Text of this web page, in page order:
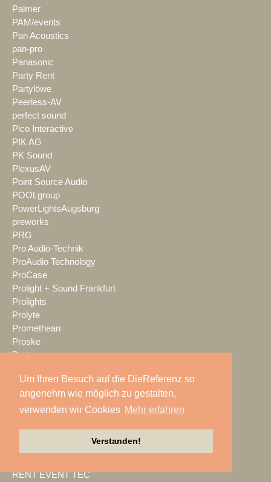
Um Ihren Besuch auf die DieReferenz so
angenehm wie möglich zu gestalten,
verwenden wir Cookies Mehr erfahren
Verstanden!
Palmer
PAM/events
Pan Acoustics
pan-pro
Panasonic
Party Rent
Partylöwe
Peerless-AV
perfect sound
Pico Interactive
PIK AG
PK Sound
PlexusAV
Point Source Audio
POOLgroup
PowerLightsAugsburg
preworks
PRG
Pro Audio-Technik
ProAudio Technology
ProCase
Prolight + Sound Frankfurt
Prolights
Prolyte
Promethean
Proske
Protones
Q-SYS
QSC
Quividi
RENT EVENT TEC